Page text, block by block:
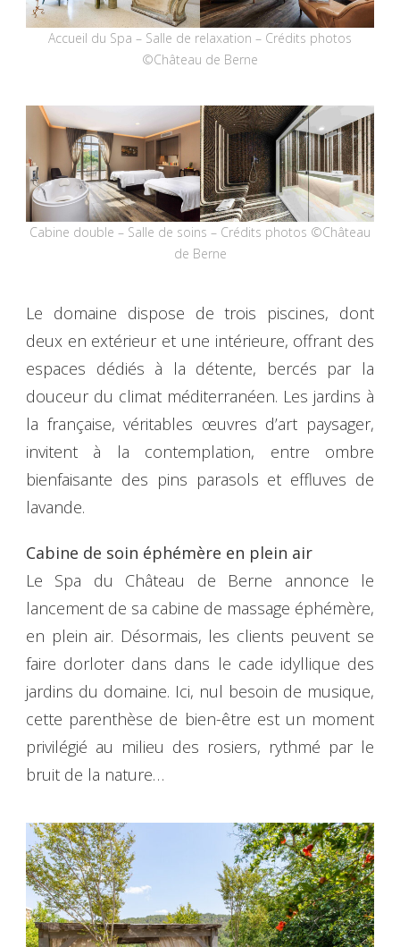
Accueil du Spa – Salle de relaxation – Crédits photos
©Château de Berne
Cabine double – Salle de soins – Crédits photos ©Château
de Berne
Le domaine dispose de trois piscines, dont
deux en extérieur et une intérieure, offrant des
espaces dédiés à la détente, bercés par la
douceur du climat méditerranéen. Les jardins à
la française, véritables œuvres d’art paysager,
invitent à la contemplation, entre ombre
bienfaisante des pins parasols et effluves de
lavande.
Cabine de soin éphémère en plein air
Le Spa du Château de Berne annonce le
lancement de sa cabine de massage éphémère,
en plein air. Désormais, les clients peuvent se
faire dorloter dans dans le cade idyllique des
jardins du domaine. Ici, nul besoin de musique,
cette parenthèse de bien-être est un moment
privilégié au milieu des rosiers, rythmé par le
bruit de la nature…